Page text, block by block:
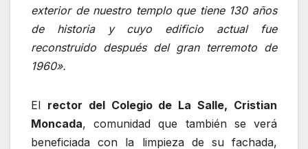
exterior de nuestro templo que tiene 130 años
de historia y cuyo edificio actual fue
reconstruido después del gran terremoto de
1960».
El rector del Colegio de La Salle, Cristian
Moncada, comunidad que también se verá
beneficiada con la limpieza de su fachada,